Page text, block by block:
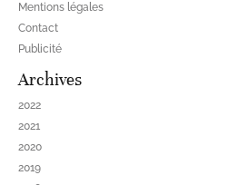
Mentions légales
Contact
Publicité
Archives
2022
2021
2020
2019